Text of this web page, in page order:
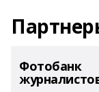
Фотобанк